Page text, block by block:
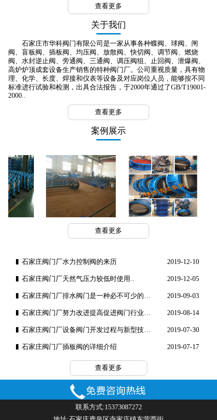
查看更多
关于我们
石家庄市华科阀门有限公司是一家从事各种蝶阀、球阀、闸
阀、盲板阀、插板阀、均压阀、放散阀、快切阀、调节阀、燃烧
阀、水封逆止阀、旁通阀、三通阀、调压阀组、止回阀、泄爆阀、
高炉炉顶成套设备生产销售的特种阀门厂。公司重视质量，具有物
理、化学、长度、焊接和仪表等设备及对应岗位人员，能够按不同
标准进行试验和检测，出具合法报告，于2000年通过了GB/T19001-
2000..
查看更多
案例展示
查看更多
石家庄阀门厂水力控制阀的来历 2019-12-10
石家庄阀门厂​天然气压力较低时使用.. 2019-12-05
2019-09-03
2019-08-14
2019-07-30
石家庄阀门厂插板阀的详细介绍 2019-07-17
查看更多
联系方式:15373087272